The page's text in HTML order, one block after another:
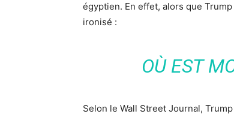
égyptien. En effet, alors que
ironisé :
OÙ EST
Selon le Wall Street Journal,